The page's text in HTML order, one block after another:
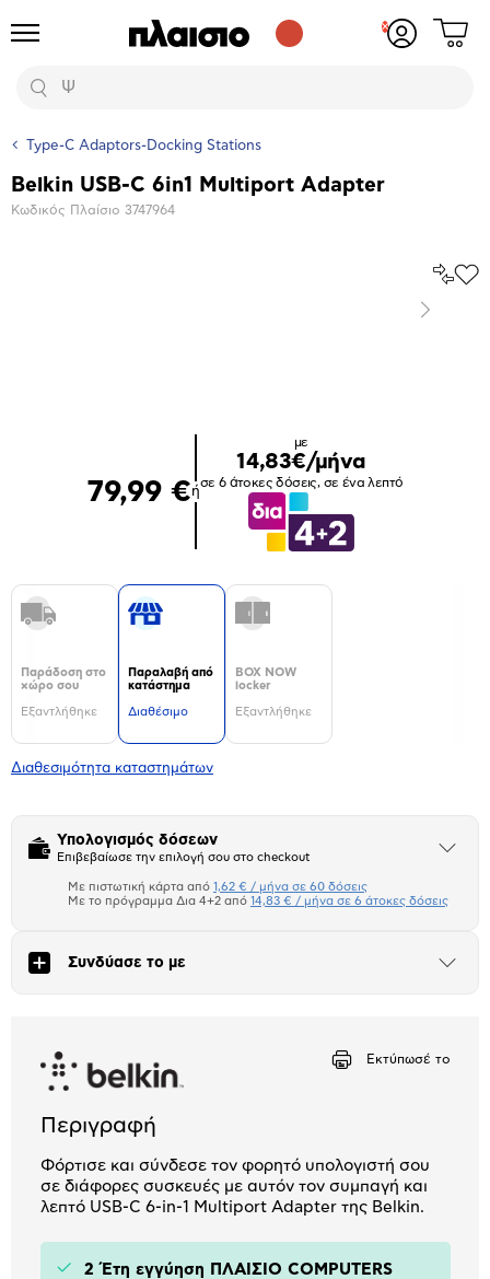
Προϊόντα
Αναζήτηση
Δες
Type-C Adaptors-Docking Stations
Βασικά
Belkin USB-C 6in1 Multiport Adapter
Κωδικός Πλαίσιο 3747964
Επόμενο
79,99 €ή
με
14,83€/μήνα
σε 6 άτοκες δόσεις, σε ένα λεπτό
Παράδοση στο
χώρο σου
Εξαντλήθηκε
Παραλαβή από
κατάστημα
Διαθέσιμο
BOX NOW
locker
Εξαντλήθηκε
Διαθεσιμότητα καταστημάτων
Υπολογισμός δόσεων
Επιβεβαίωσε την επιλογή σου στο checkout
Άνοιξε
Πιστωτική κάρτα
Με πιστωτική κάρτα από 1,62 € / μήνα σε 60 δόσεις
Με το πρόγραμμα Δια 4+2 από 14,83 € / μήνα σε 6 άτοκες δόσεις
Συνδύασε το με
Άνοιξε
Εκτύπωσέ το
Περιγραφή
Φόρτισε και σύνδεσε τον φορητό υπολογιστή σου
σε διάφορες συσκευές με αυτόν τον συμπαγή και
λεπτό USB-C 6-in-1 Multiport Adapter της Belkin.
2 Έτη εγγύηση ΠΛΑΙΣΙΟ COMPUTERS